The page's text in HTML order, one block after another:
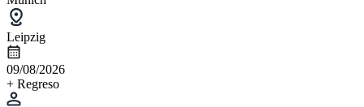
Leipzig
09/08/2026
+ Regreso